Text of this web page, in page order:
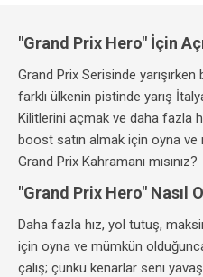
"Grand Prix Hero" İçin
Grand Prix Serisinde yarışırken
farklı ülkenin pistinde yarış
Kilitlerini açmak ve daha fazla
boost satın almak için oyna
Grand Prix Kahramanı mısınız?
"Grand Prix Hero" Nasıl
Daha fazla hız, yol tutuş,
için oyna ve mümkün
çalış; çünkü kenarlar seni